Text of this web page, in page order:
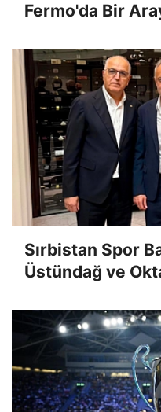
Fermo'da Bir
Sırbistan Spor
Üstündağ ve